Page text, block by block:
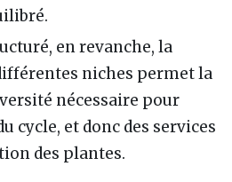
en revanche, la
niches permet la
nécessaire pour
cycle, et donc des services
des plantes.